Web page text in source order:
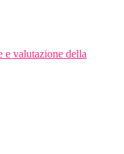
e valutazione della